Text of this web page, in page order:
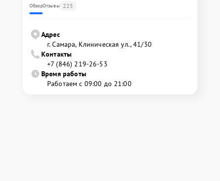
ОбзорОтзывы 225
Адрес
г. Самара, Клиническая ул., 41/30
Контакты
+7 (846) 219-26-53
Время работы
Работаем с 09:00 до 21:00